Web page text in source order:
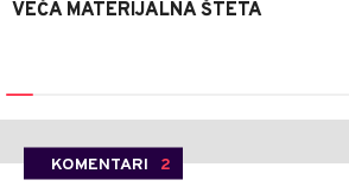
VEĆA MATERIJALNA ŠTETA
KOMENTARI 2